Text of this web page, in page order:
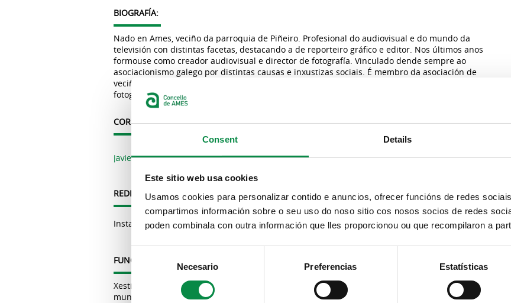
Consent Details
Este sitio web usa cookies
Usamos cookies para personalizar contido e anuncios, ofrecer funcións de redes
compartimos información sobre o seu uso do noso sitio cos nosos socios de redes
poden combinala con outra información que lles proporcionou ou que recompilaron a
Necesario Preferencias Estatísticas
Pestanas principais
BIOGRAFÍA:
Nado en Ames, veciño da parroquia de Piñeiro. Profesional do audiovisual e do mundo da
televisión con distintas facetas, destacando a de reporteiro gráfico e editor. Nos últimos anos
formouse como creador audiovisual e director de fotografía. Vinculado dende sempre ao
asociacionismo galego por distintas causas e inxustizas sociais. É membro da asociación de
veciños/as Anduriña de Piñeiro, do Consello Escolar do CEIP de Barouta e da ANPA. Amante da
fotografía e da natureza.
CORREO ELECTRÓNICO:
REDES SOCIAIS:
Instagram:javier_antelo_seoane
FUNCIÓNS:
Xestiona as áreas de medio ambiente; plan de prevención de incendios; aula da natureza; xestión
municipal; e transparencia.